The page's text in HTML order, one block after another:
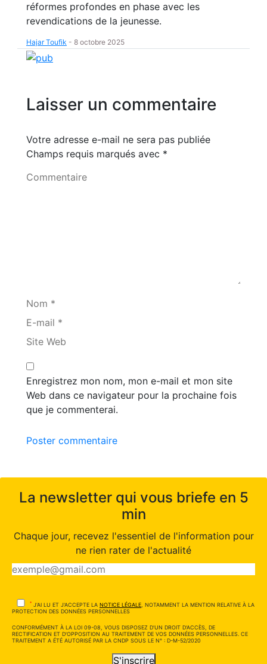
réformes profondes en phase avec les
revendications de la jeunesse.
Hajar Toufik - 8 octobre 2025
Laisser un commentaire
Votre adresse e-mail ne sera pas publiée
Champs requis marqués avec *
Commentaire
Nom *
E-mail *
Site Web
Enregistrez mon nom, mon e-mail et mon site
Web dans ce navigateur pour la prochaine fois
que je commenterai.
Poster commentaire
La newsletter qui vous briefe en 5
min
Chaque jour, recevez l'essentiel de l'information pour
ne rien rater de l'actualité
* J'AI LU ET J'ACCEPTE LA NOTICE LÉGALE , NOTAMMENT LA MENTION RELATIVE À LA
PROTECTION DES DONNÉES PERSONNELLES
CONFORMÉMENT À LA LOI 09-08, VOUS DISPOSEZ D'UN DROIT D'ACCÈS, DE
RECTIFICATION ET D'OPPOSITION AU TRAITEMENT DE VOS DONNÉES PERSONNELLES. CE
TRAITEMENT A ÉTÉ AUTORISÉ PAR LA CNDP SOUS LE N° : D-M-52/2020
S'inscrire